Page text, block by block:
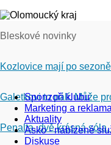
Bleskové novinky
Kozlovice mají po
Galetkovi to pálí. Může
Penalta, dvě krásná
Sponzoři klubu
Marketing a reklama
Aktuality
Asko - nabízené
Diskuse